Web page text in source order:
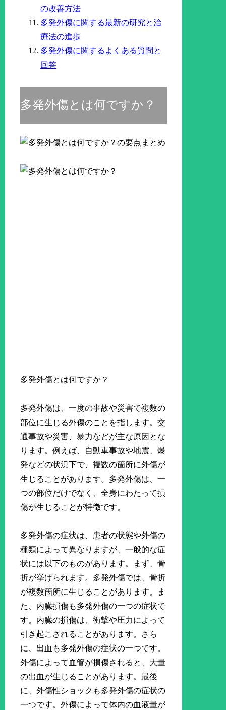
の改善方法
多発外傷に関する最新の研究と治
療法の進歩
多発外傷に関するよくある質問と
回答
多発外傷とは何ですか？
多発外傷とは何ですか？
多発外傷は、一度の事故や災害で複数の
部位に生じる外傷のことを指します。交
通事故や災害、暴力などが主な原因とな
ります。例えば、自動車事故や地震、爆
発などの状況下で、複数の箇所に外傷が
生じることがあります。多発外傷は、一
つの部位だけでなく、全身にわたって損
傷が生じることが特徴です。
多発外傷の症状は、患者の状態や外傷の
種類によって異なりますが、一般的な症
状には以下のものがあります。まず、骨
折が挙げられます。多発外傷では、骨折
が複数箇所に生じることがあります。ま
た、内臓損傷も多発外傷の一つの症状で
す。内臓の損傷は、衝撃や圧力によって
引き起こされることがあります。さら
に、出血も多発外傷の症状の一つです。
外傷によって血管が損傷されると、大量
の出血が生じることがあります。最後
に、外傷性ショックも多発外傷の症状の
一つです。外傷によって体内の血液量が